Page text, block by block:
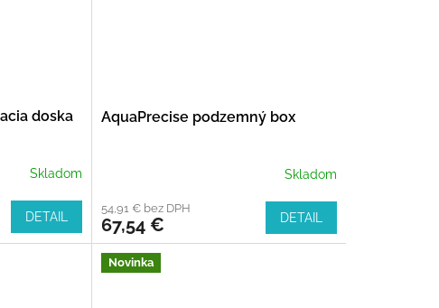
doska
Skladom
DETAIL
AquaPrecise podzemný box
Skladom
54,91 € bez DPH
67,54 € DETAIL
Novinka